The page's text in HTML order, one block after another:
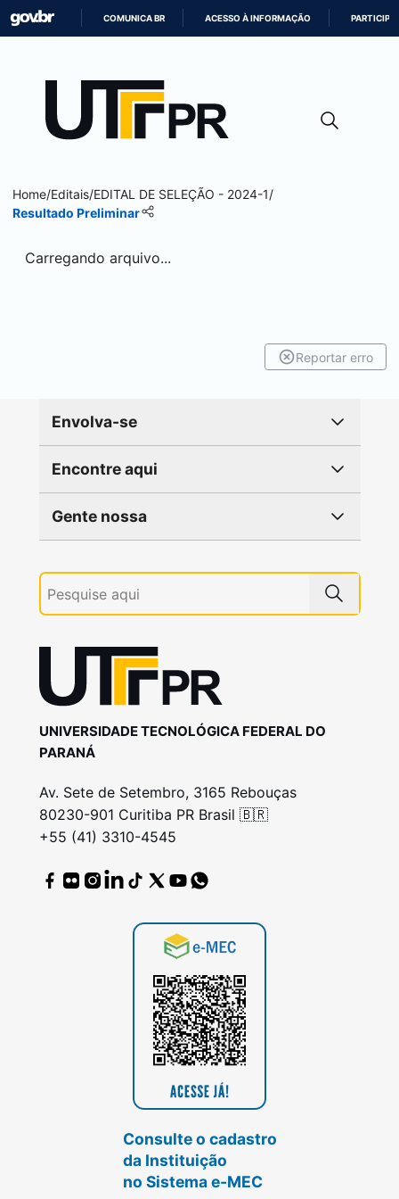
CONTEÚDO
COMUNICA BR ACESSO À INFORMAÇÃO PARTICIPE
Home/Editais/EDITAL DE SELEÇÃO - 2024-1/
Resultado Preliminar
Carregando arquivo...
Reportar erro
Envolva-se
Encontre aqui
Gente nossa
UNIVERSIDADE TECNOLÓGICA FEDERAL DO
PARANÁ
Av. Sete de Setembro, 3165 Rebouças
80230-901 Curitiba PR Brasil 🇧🇷
+55 (41) 3310-4545
Consulte o cadastro
da Instituição
no Sistema e-MEC